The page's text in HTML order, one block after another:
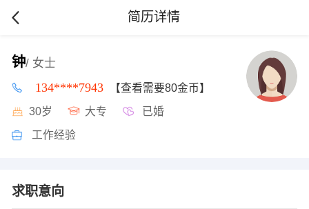
简历详情
钟/ 女士
134****7943 【查看需要80金币】
30岁 大专 已婚
工作经验
求职意向